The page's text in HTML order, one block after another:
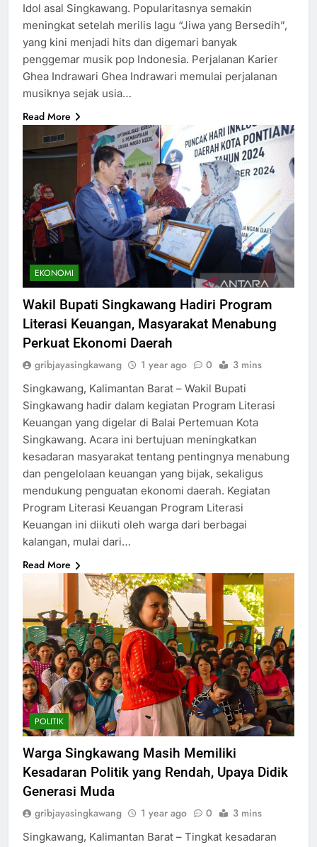
Idol asal Singkawang. Popularitasnya semakin
meningkat setelah merilis lagu “Jiwa yang Bersedih”,
yang kini menjadi hits dan digemari banyak
penggemar musik pop Indonesia. Perjalanan Karier
Ghea Indrawari Ghea Indrawari memulai perjalanan
musiknya sejak usia…
Read More
EKONOMI
Wakil Bupati Singkawang Hadiri Program
Literasi Keuangan, Masyarakat Menabung
Perkuat Ekonomi Daerah
gribjayasingkawang 1 year ago 0 3 mins
Singkawang, Kalimantan Barat – Wakil Bupati
Singkawang hadir dalam kegiatan Program Literasi
Keuangan yang digelar di Balai Pertemuan Kota
Singkawang. Acara ini bertujuan meningkatkan
kesadaran masyarakat tentang pentingnya menabung
dan pengelolaan keuangan yang bijak, sekaligus
mendukung penguatan ekonomi daerah. Kegiatan
Program Literasi Keuangan Program Literasi
Keuangan ini diikuti oleh warga dari berbagai
kalangan, mulai dari…
Read More
POLITIK
Warga Singkawang Masih Memiliki
Kesadaran Politik yang Rendah, Upaya Didik
Generasi Muda
gribjayasingkawang 1 year ago 0 3 mins
Singkawang, Kalimantan Barat – Tingkat kesadaran